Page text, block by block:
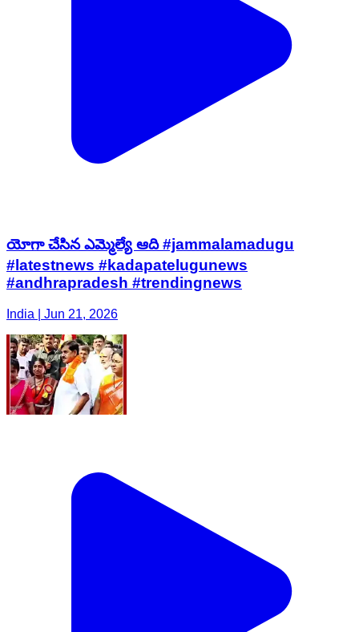
యోగా చేసిన ఎమ్మెల్యే ఆది #jammalamadugu
#latestnews #kadapatelugunews
#andhrapradesh #trendingnews
India | Jun 21, 2026